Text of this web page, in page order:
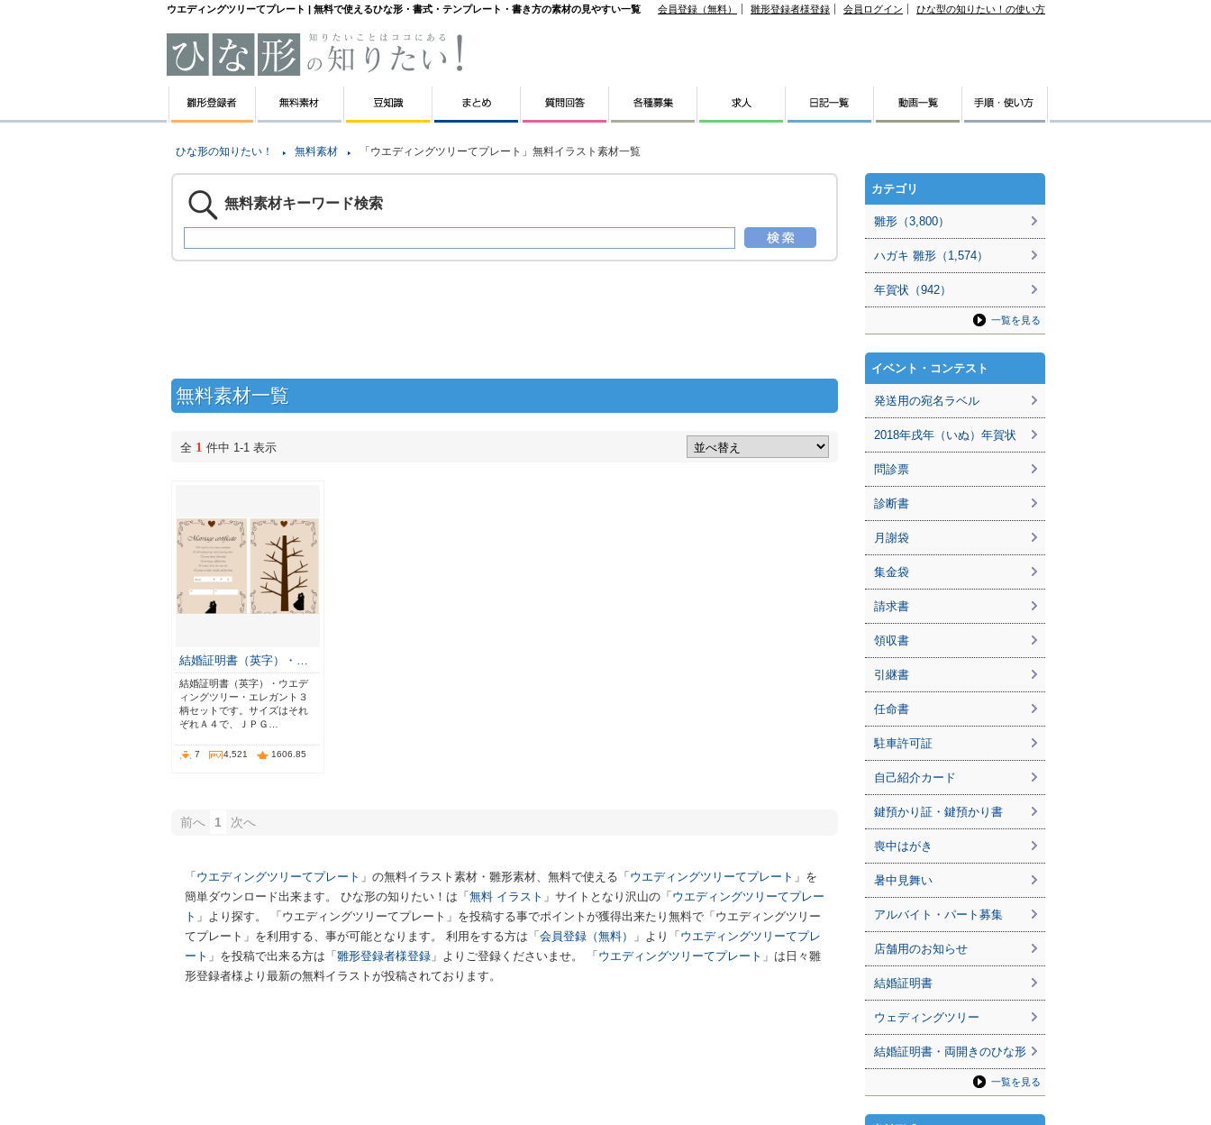
ウエディングツリーてプレート | 無料で使えるひな形・書式・テンプレート・書き方の素材の見やすい一覧 会員登録（無料） 雛形登録者様登録 会員ログイン ひな型の知りたい！の使い方
ひな形の知りたい！ 無料素材 「ウエディングツリーてプレート」無料イラスト素材一覧
無料素材キーワード検索
無料素材一覧
全 1 件中 1-1 表示
結婚証明書（英字）・…
結婚証明書（英字）・ウエデ
ィングツリー・エレガント３
柄セットです。サイズはそれ
ぞれＡ４で、ＪＰＧ…
7 4,521 1606.85
前へ 1 次へ
「 ウエディングツリーてプレート 」の無料イラスト素材・雛形素材、無料で使える「 ウエディングツリーてプレート 」を
簡単ダウンロード出来ます。 ひな形の知りたい！は「 無料 イラスト 」サイトとなり沢山の「 ウエディングツリーてプレー
ト 」より探す。 「ウエディングツリーてプレート」を投稿する事でポイントが獲得出来たり無料で「ウエディングツリー
てプレート」を利用する、事が可能となります。 利用をする方は「 会員登録（無料） 」より「 ウエディングツリーてプレ
ート 」を投稿で出来る方は「 雛形登録者様登録 」よりご登録くださいませ。 「 ウエディングツリーてプレート 」は日々雛
形登録者様より最新の無料イラストが投稿されております。
カテゴリ
雛形（3,800）
ハガキ 雛形（1,574）
年賀状（942）
一覧を見る
イベント・コンテスト
発送用の宛名ラベル
2018年戌年（いぬ）年賀状
問診票
診断書
月謝袋
集金袋
請求書
領収書
引継書
任命書
駐車許可証
自己紹介カード
鍵預かり証・鍵預かり書
喪中はがき
暑中見舞い
アルバイト・パート募集
店舗用のお知らせ
結婚証明書
ウェディングツリー
結婚証明書・両開きのひな形
一覧を見る